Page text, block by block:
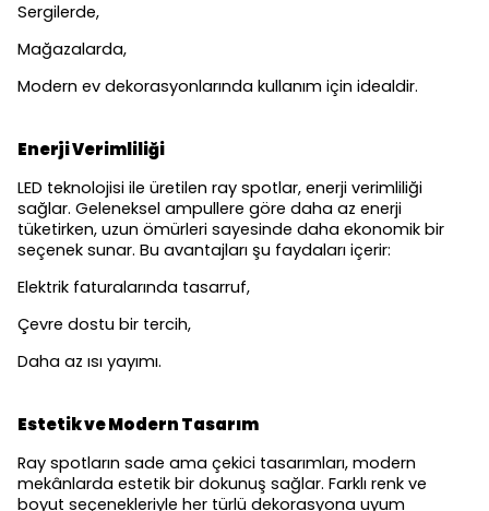
Sergilerde,
Mağazalarda,
Modern ev dekorasyonlarında kullanım için idealdir.
Enerji Verimliliği
LED teknolojisi ile üretilen ray spotlar, enerji verimliliği
sağlar. Geleneksel ampullere göre daha az enerji
tüketirken, uzun ömürleri sayesinde daha ekonomik bir
seçenek sunar. Bu avantajları şu faydaları içerir:
Elektrik faturalarında tasarruf,
Çevre dostu bir tercih,
Daha az ısı yayımı.
Estetik ve Modern Tasarım
Ray spotların sade ama çekici tasarımları, modern
mekânlarda estetik bir dokunuş sağlar. Farklı renk ve
boyut seçenekleriyle her türlü dekorasyona uyum